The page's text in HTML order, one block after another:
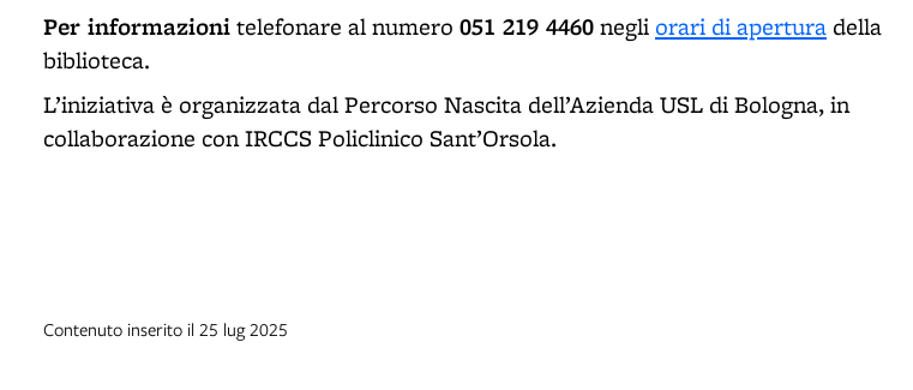
Per informazionitelefonare al numero 051 219 4460negli orari di apertura della
biblioteca.
L’iniziativa è organizzata dal Percorso Nascita dell’Azienda USL di Bologna, in
collaborazione con IRCCS Policlinico Sant’Orsola.
Contenuto inserito il 25 lug 2025